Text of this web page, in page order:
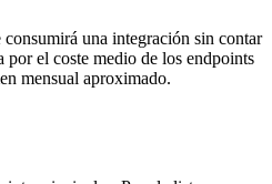
una integración sin contar
el coste medio de los endpoints
mensual aproximado.